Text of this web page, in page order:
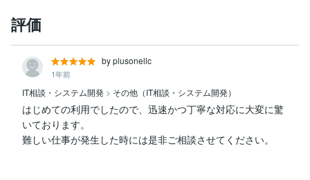
評価
by plusonellc
1年前
IT相談・システム開発 > その他（IT相談・システム開発）
はじめての利用でしたので、迅速かつ丁寧な対応に大変に驚
いております。
難しい仕事が発生した時には是非ご相談させてください。